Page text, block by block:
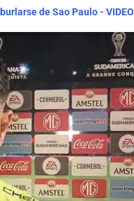
de Sao Paulo - VIDEO